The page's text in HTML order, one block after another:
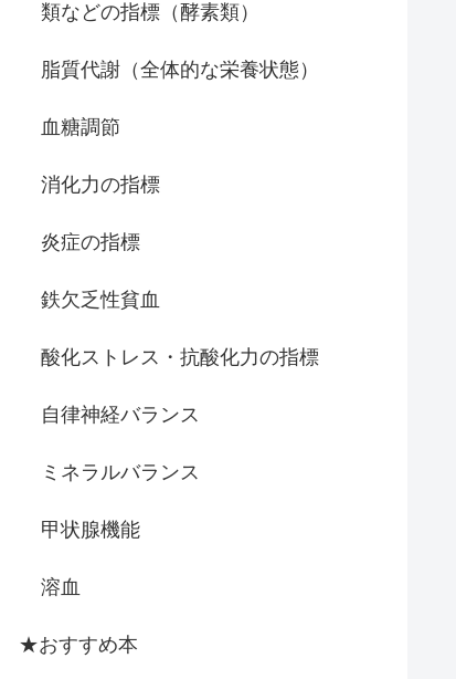
類などの指標（酵素類）
脂質代謝（全体的な栄養状態）
血糖調節
消化力の指標
炎症の指標
鉄欠乏性貧血
酸化ストレス・抗酸化力の指標
自律神経バランス
ミネラルバランス
甲状腺機能
溶血
★おすすめ本